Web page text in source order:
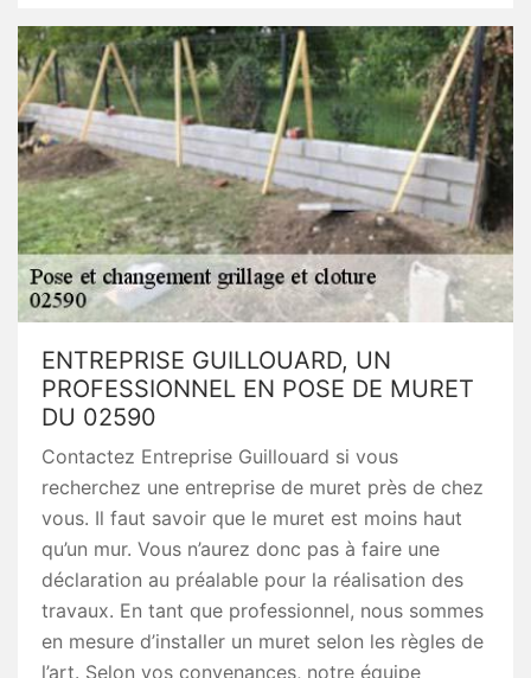
ENTREPRISE GUILLOUARD, UN
PROFESSIONNEL EN POSE DE MURET
DU 02590
Contactez Entreprise Guillouard si vous
recherchez une entreprise de muret près de chez
vous. Il faut savoir que le muret est moins haut
qu’un mur. Vous n’aurez donc pas à faire une
déclaration au préalable pour la réalisation des
travaux. En tant que professionnel, nous sommes
en mesure d’installer un muret selon les règles de
l’art. Selon vos convenances, notre équipe